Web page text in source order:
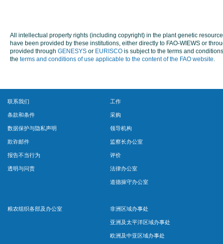
All intellectual property rights (including copyright) in the plant genetic
have been provided by these institutions, either directly to FAO-WIEWS or
provided through GENESYS or EURISCO is subject to the terms and
the terms and conditions of use applicable to the content of the FAO website
联系我们
条款和条件
数据保护与隐私声明
欺诈邮件
报告不当行为
透明与问责
工作
采购
领导机构
监察长办公室
评价
法律办公室
道德操守办公室
粮农组织各部及办公室 非洲区域办事处
亚洲及太平洋区域办事处
欧洲及中亚区域办事处